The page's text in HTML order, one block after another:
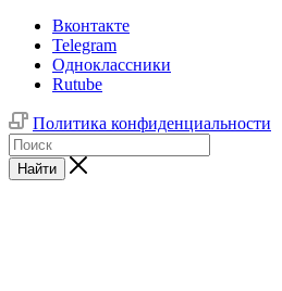
Вконтакте
Telegram
Одноклассники
Rutube
Политика конфиденциальности
Найти